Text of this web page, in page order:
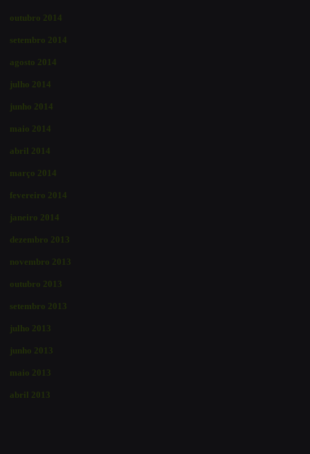
outubro 2014
setembro 2014
agosto 2014
julho 2014
junho 2014
maio 2014
abril 2014
março 2014
fevereiro 2014
janeiro 2014
dezembro 2013
novembro 2013
outubro 2013
setembro 2013
julho 2013
junho 2013
maio 2013
abril 2013